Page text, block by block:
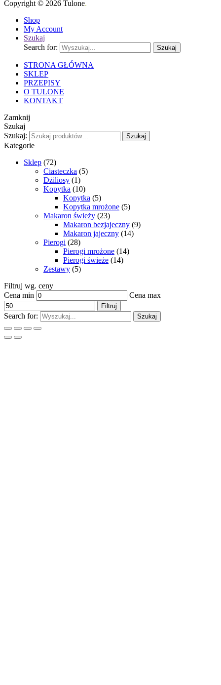
Copyright © 2026 Tulone.
Shop
My Account
Szukaj
Search for:
Szukaj
STRONA GŁÓWNA
SKLEP
PRZEPISY
O TULONE
KONTAKT
Zamknij
Szukaj
Szukaj:
Szukaj
Kategorie
Sklep (72)
Ciasteczka (5)
Dżiliosy (1)
Kopytka (10)
Kopytka (5)
Kopytka mrożone (5)
Makaron świeży (23)
Makaron bezjajeczny (9)
Makaron jajeczny (14)
Pierogi (28)
Pierogi mrożone (14)
Pierogi świeże (14)
Zestawy (5)
Filtruj wg. ceny
Cena min
Cena max
Filtruj
Search for: Szukaj